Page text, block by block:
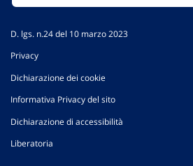
D. lgs. n.24 del 10 marzo 2023
Privacy
Dichiarazione dei cookie
Informativa Privacy del sito
Dichiarazione di accessibilità
Liberatoria